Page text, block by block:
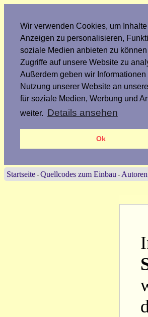
Wir verwenden Cookies, um Inhalte
Anzeigen zu personalisieren,
soziale Medien anbieten zu
Zugriffe auf unsere Website zu
Außerdem geben wir Informationen
Nutzung unserer Website an
für soziale Medien, Werbung und
weiter. Details ansehen
Ok
Startseite - Quellcodes zum Einbau -